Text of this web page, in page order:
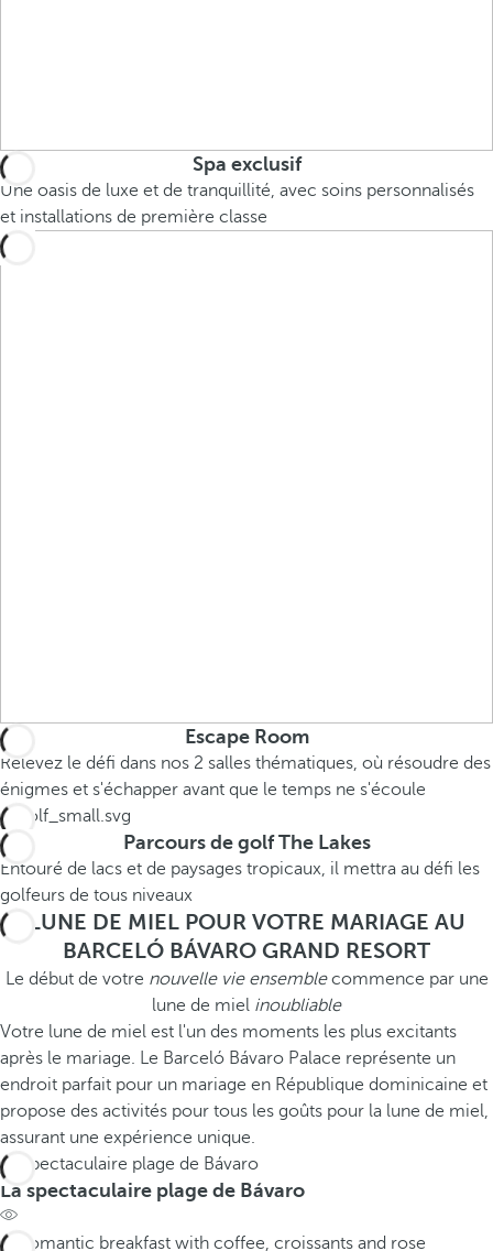
Spa exclusif
Une oasis de luxe et de tranquillité, avec soins personnalisés
et installations de première classe
Escape Room
Relevez le défi dans nos 2 salles thématiques, où résoudre des
énigmes et s'échapper avant que le temps ne s'écoule
Parcours de golf The Lakes
Entouré de lacs et de paysages tropicaux, il mettra au défi les
golfeurs de tous niveaux
LUNE DE MIEL POUR VOTRE MARIAGE AU
BARCELÓ BÁVARO GRAND RESORT
Le début de votre nouvelle vie ensemblecommence par une
lune de miel inoubliable
Votre lune de miel est l'un des moments les plus excitants
après le mariage. Le Barceló Bávaro Palace représente un
endroit parfait pour un mariage en République dominicaine et
propose des activités pour tous les goûts pour la lune de miel,
assurant une expérience unique.
La spectaculaire plage de Bávaro
La spectaculaire plage de Bávaro